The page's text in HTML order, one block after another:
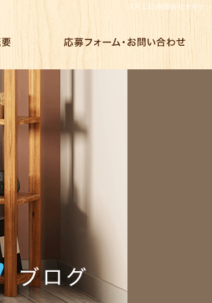
7月１日|有限会社オギケン